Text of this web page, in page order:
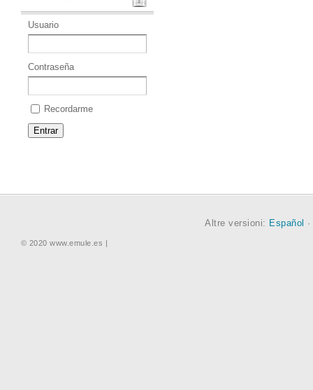
Usuario
Contraseña
Recordarme
Altre versioni: Español
© 2020 www.emule.es |